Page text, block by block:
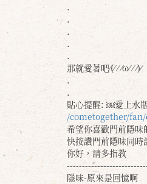
.
.
.
.
.
那就愛著吧⁄(⁄ ⁄ ⁄ω⁄ ⁄ ⁄)⁄
.
.
貼心提醒: ￼愛上水
/cometogether/
希望你喜歡門前隱味
快按讚門前隱味同時設
你好，請多指教
隱味-原來是回憶啊